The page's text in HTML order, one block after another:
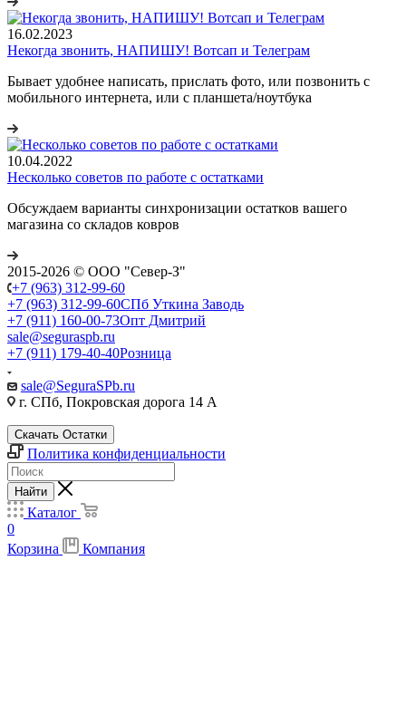
16.02.2023
Некогда звонить, НАПИШУ! Вотсап и Телеграм
Бывает удобнее написать, прислать фото, или позвонить с
мобильного интернета, или с планшета/ноутбука
10.04.2022
Несколько советов по работе с остатками
Обсуждаем варианты синхронизации остатков вашего
магазина со складов ковров
2015-2026 © ООО "Север-З"
+7 (963) 312-99-60
+7 (963) 312-99-60СПб Уткина Заводь
+7 (911) 160-00-73Опт Дмитрий
sale@seguraspb.ru
+7 (911) 179-40-40Розница
sale@SeguraSPb.ru
г. СПб, Покровская дорога 14 А
Скачать Остатки
Политика конфиденциальности
Найти
Каталог
0
Корзина
Компания